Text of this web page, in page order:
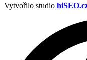
Vytvořilo studio